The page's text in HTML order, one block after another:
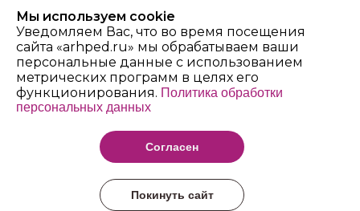
Архангельский
педагогический
колледж имени Р.Е.
Шаниной
Мы используем cookie
Уведомляем Вас, что во время посещения
сайта «arhped.ru» мы обрабатываем ваши
персональные данные с использованием
метрических программ в целях его
функционирования. Политика обработки
персональных данных
Согласен
Покинуть сайт